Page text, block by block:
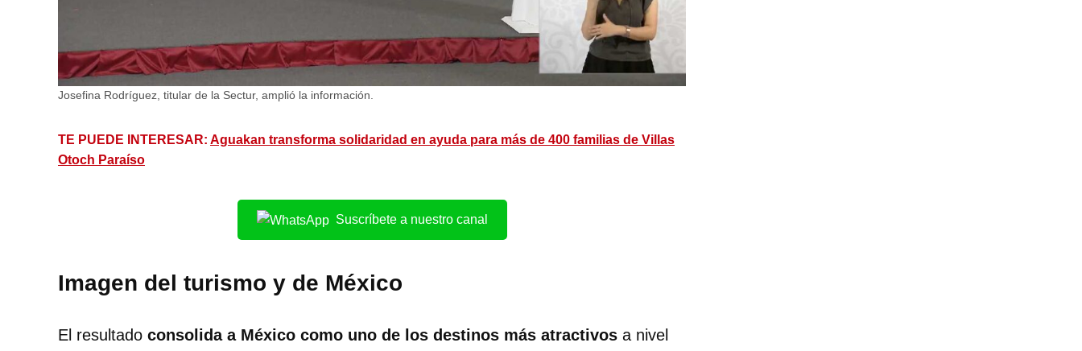
Josefina Rodríguez, titular de la Sectur, amplió la información.
TE PUEDE INTERESAR: Aguakan transforma solidaridad en ayuda para más de 400 familias de Villas
Otoch Paraíso
Suscríbete a nuestro canal
Imagen del turismo y de México
El resultado consolida a México como uno de los destinos más atractivos a nivel